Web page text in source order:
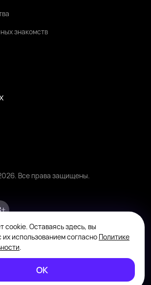
знакомств
. Все права защищены.
для оказания или поиска платных
предназначена исключительно для личного
пользователями с целью поиска
ресурсе применяются
cookie. Оставаясь здесь, вы
использованием согласно Политике
.
ОК